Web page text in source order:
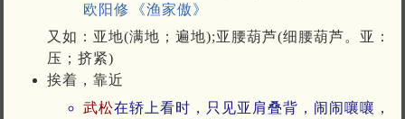
欧阳修
《渔家傲》
又如：亚地(满地；遍地);亚腰葫芦(细腰葫芦。亚：
压；挤紧)
挨着，靠近
武松在轿上看时，只见亚肩叠背，闹闹嚷嚷，